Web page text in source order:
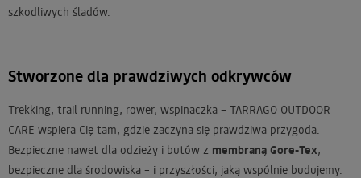
szkodliwych śladów.
Stworzone dla prawdziwych odkrywców
Trekking, trail running, rower, wspinaczka – TARRAGO OUTDOOR
CARE wspiera Cię tam, gdzie zaczyna się prawdziwa przygoda.
Bezpieczne nawet dla odzieży i butów z membraną Gore-Tex,
bezpieczne dla środowiska – i przyszłości, jaką wspólnie budujemy.